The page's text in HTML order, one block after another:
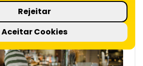
simples e eficaz. Quer
o artigo completo!
leitura
Rejeitar
Aceitar Cookies